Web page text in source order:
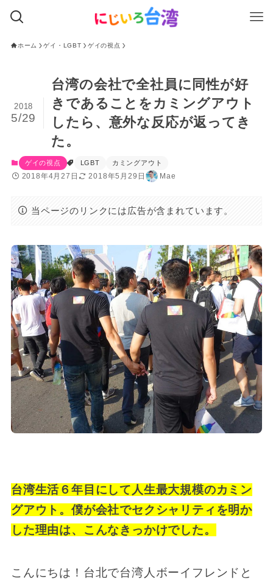
ホーム ゲイ・LGBT ゲイの視点
台湾の会社で全社員に同性が好
きであることをカミングアウト
したら、意外な反応が返ってき
た。
2018
5/29
ゲイの視点 LGBT カミングアウト
2018年4月27日 2018年5月29日 Mae
当ページのリンクには広告が含まれています。
台湾生活６年目にして人生最大規模のカミン
グアウト。僕が会社でセクシャリティを明か
した理由は、こんなきっかけでした。
こんにちは！台北で台湾人ボーイフレンドと